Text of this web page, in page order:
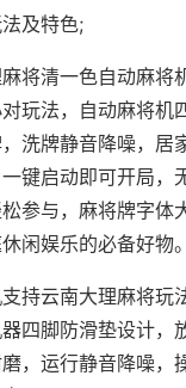
及特色;
麻将清一色自动麻将
玩法，自动麻将机
洗牌静音降噪，居
键启动即可开局，
参与，麻将牌字体
闲娱乐的必备好物。
持云南大理麻将玩
四脚防滑垫设计，
，运行静音降噪，